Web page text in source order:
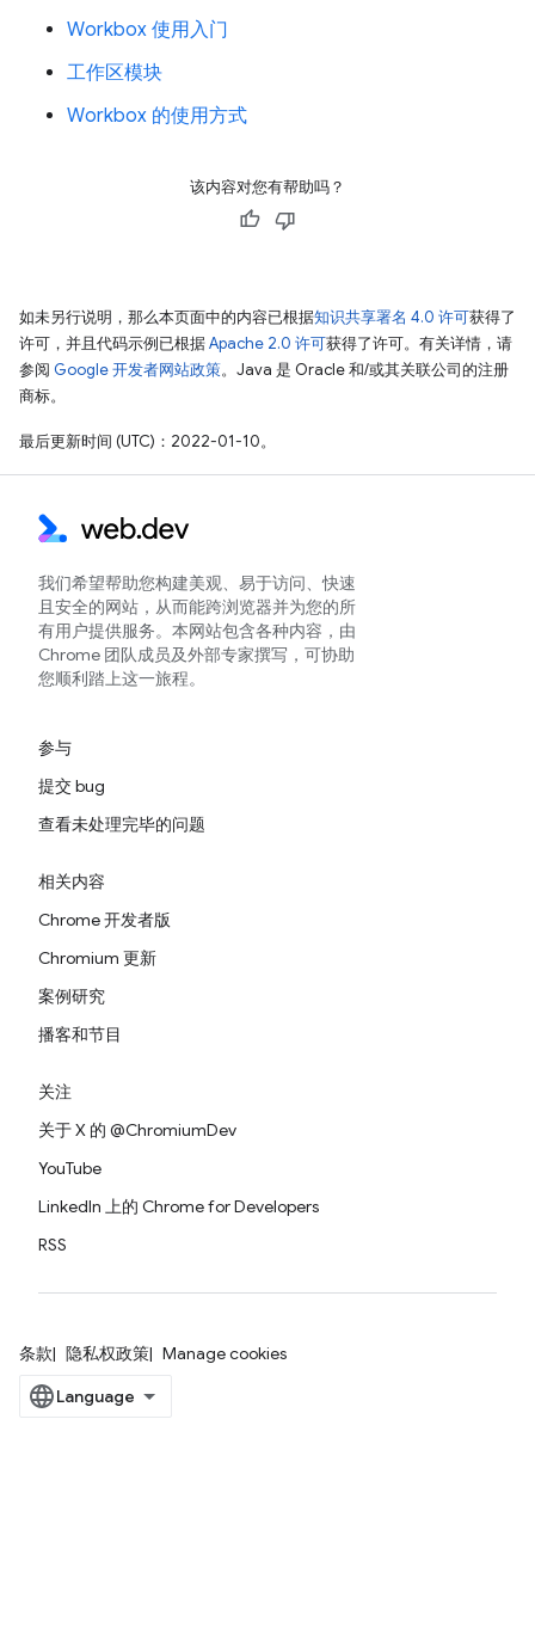
Workbox 使用入门
工作区模块
Workbox 的使用方式
该内容对您有帮助吗？
如未另行说明，那么本页面中的内容已根据知识共享署名 4.0 许可获得了
许可，并且代码示例已根据Apache 2.0 许可获得了许可。有关详情，请
参阅 Google 开发者网站政策。Java 是 Oracle 和/或其关联公司的注册
商标。
最后更新时间 (UTC)：2022-01-10。
我们希望帮助您构建美观、易于访问、快速
且安全的网站，从而能跨浏览器并为您的所
有用户提供服务。本网站包含各种内容，由
Chrome 团队成员及外部专家撰写，可协助
您顺利踏上这一旅程。
参与
提交 bug
查看未处理完毕的问题
相关内容
Chrome 开发者版
Chromium 更新
案例研究
播客和节目
关注
关于 X 的 @ChromiumDev
YouTube
LinkedIn 上的 Chrome for Developers
RSS
条款 隐私权政策 Manage cookies